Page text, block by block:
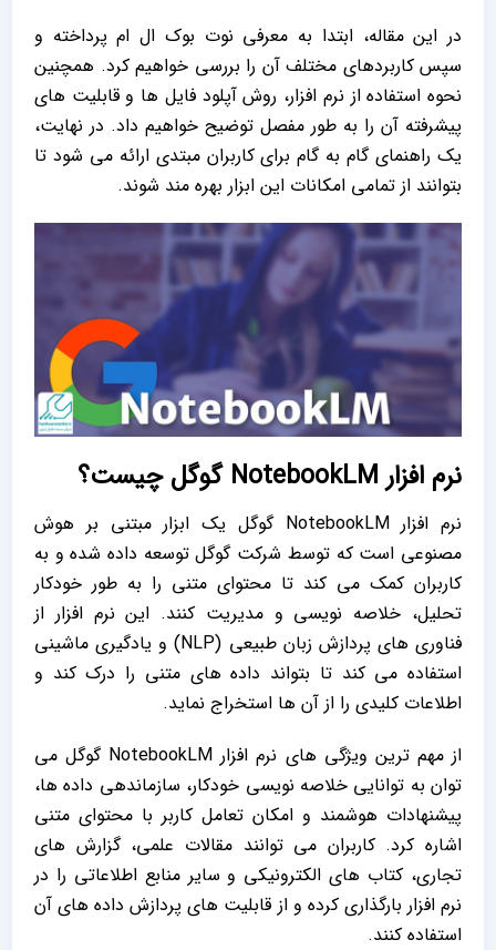
در این مقاله، ابتدا به معرفی نوت بوک ال ام پرداخته و
سپس کاربردهای مختلف آن را بررسی خواهیم کرد. همچنین
نحوه استفاده از نرم ‌افزار، روش آپلود فایل ‌ها و قابلیت ‌های
پیشرفته آن را به‌ طور مفصل توضیح خواهیم داد. در نهایت،
یک راهنمای گام به گام برای کاربران مبتدی ارائه می ‌شود تا
بتوانند از تمامی امکانات این ابزار بهره ‌مند شوند.
نرم ‌افزار NotebookLM گوگل چیست؟
نرم ‌افزار NotebookLM گوگل یک ابزار مبتنی بر هوش
مصنوعی است که توسط شرکت گوگل توسعه داده شده و به
کاربران کمک می ‌کند تا محتوای متنی را به ‌طور خودکار
تحلیل، خلاصه‌ نویسی و مدیریت کنند. این نرم‌ افزار از
فناوری ‌های پردازش زبان طبیعی (NLP) و یادگیری ماشینی
استفاده می‌ کند تا بتواند داده ‌های متنی را درک کند و
اطلاعات کلیدی را از آن ‌ها استخراج نماید.
از مهم‌ ترین ویژگی ‌های نرم ‌افزار NotebookLM گوگل می
‌توان به توانایی خلاصه ‌نویسی خودکار، سازماندهی داده ‌ها،
پیشنهادات هوشمند و امکان تعامل کاربر با محتوای متنی
اشاره کرد. کاربران می ‌توانند مقالات علمی، گزارش‌ های
تجاری، کتاب‌ های الکترونیکی و سایر منابع اطلاعاتی را در
نرم‌ افزار بارگذاری کرده و از قابلیت‌ های پردازش داده‌ های آن
استفاده کنند.